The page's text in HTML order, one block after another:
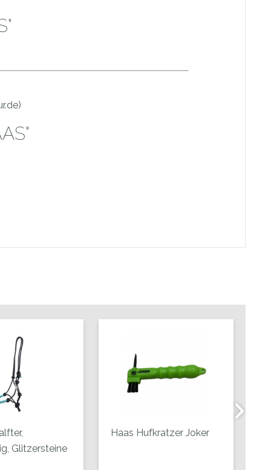
Glitzersteine
Haas Hufkratzer Joker